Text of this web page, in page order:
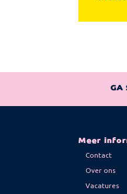
GA
Meer
Contact
Over ons
Vacatures